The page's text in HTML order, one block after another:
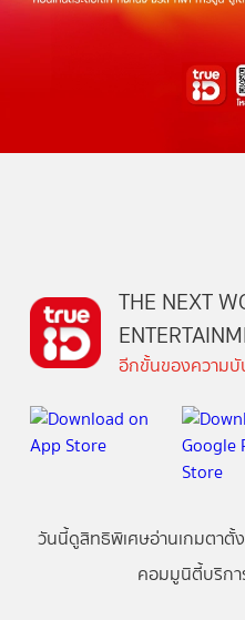
THE NEXT
อีกขั้นของความบั
วันนี้ดูสิทธิพิเศษอ่านเกมตาตั้ง
คอมมูนิตี้บริก